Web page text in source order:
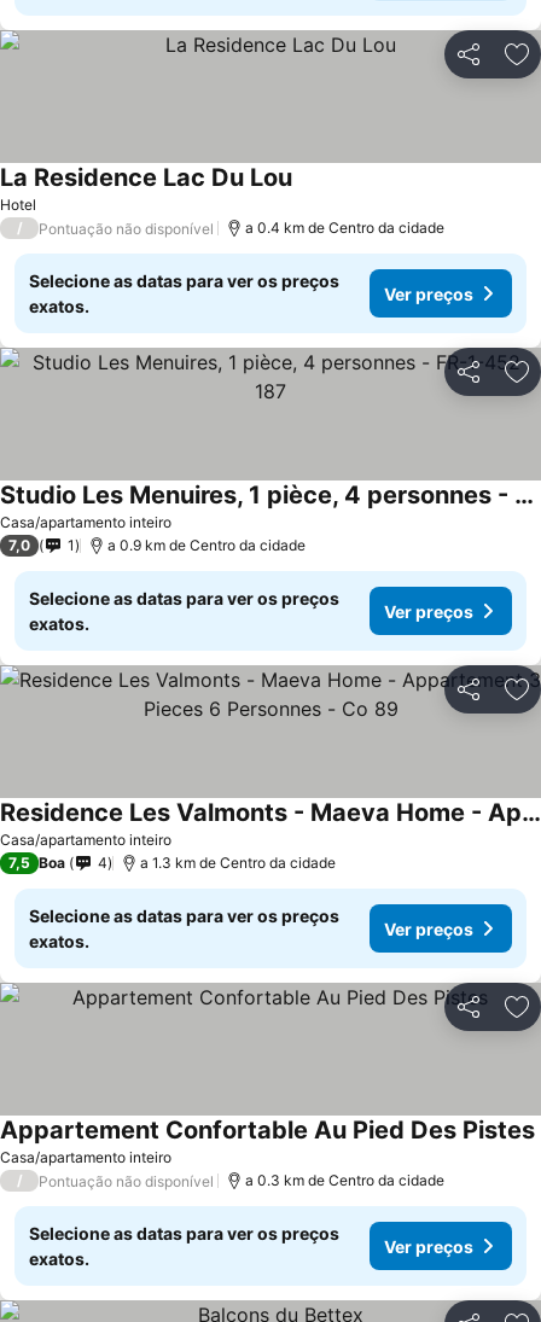
Partilhar
Hotel
La Residence Lac Du Lou
/ Pontuação não disponível a 0.4 km de Centro da cidade
Selecione as datas para ver os preços
exatos.
Ver preços
Partilhar
Casa/apartamento inteiro
Studio Les Menuires, 1 pièce, 4 personnes - FR-1-452-187
7,0 1 a 0.9 km de Centro da cidade
Selecione as datas para ver os preços
exatos.
Ver preços
Partilhar
Casa/apartamento inteiro
Residence Les Valmonts - Maeva Home - Appartement 3 Pieces 6 Personnes - Co 89
7,5 Boa 4 a 1.3 km de Centro da cidade
Selecione as datas para ver os preços
exatos.
Ver preços
Partilhar
Casa/apartamento inteiro
Appartement Confortable Au Pied Des Pistes
/ Pontuação não disponível a 0.3 km de Centro da cidade
Selecione as datas para ver os preços
exatos.
Ver preços